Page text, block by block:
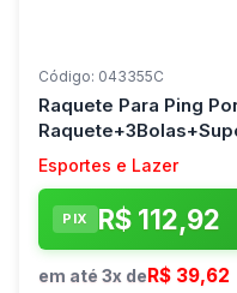
Código: 043355C
Raquete Para Ping
Esportes e Lazer
PIX R$ 112,92
em até 3x de R$ 39,62